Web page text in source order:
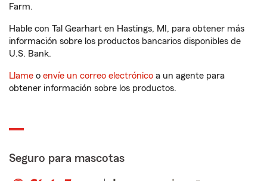
Farm.
Hable con Tal Gearhart en Hastings, MI, para obtener más
información sobre los productos bancarios disponibles de
U.S. Bank.
Llame o envíe un correo electrónico a un agente para
obtener información sobre los productos.
Seguro para mascotas